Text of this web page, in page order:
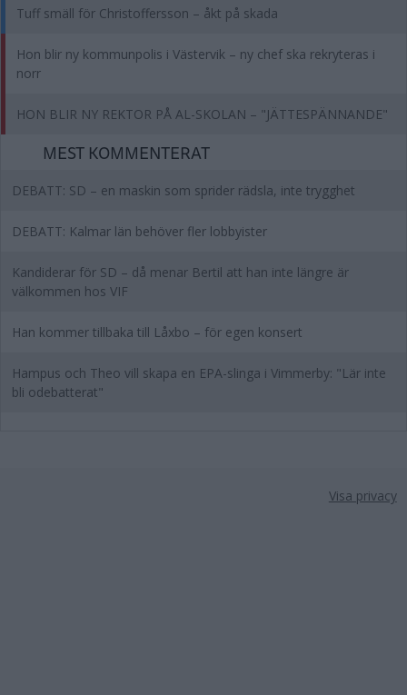
Tuff smäll för Christoffersson – åkt på skada
Hon blir ny kommunpolis i Västervik – ny chef ska rekryteras i
norr
HON BLIR NY REKTOR PÅ AL-SKOLAN – "JÄTTESPÄNNANDE"
MEST KOMMENTERAT
DEBATT: SD – en maskin som sprider rädsla, inte trygghet
DEBATT: Kalmar län behöver fler lobbyister
Kandiderar för SD – då menar Bertil att han inte längre är
välkommen hos VIF
Han kommer tillbaka till Låxbo – för egen konsert
Hampus och Theo vill skapa en EPA-slinga i Vimmerby: "Lär inte
bli odebatterat"
Visa privacy